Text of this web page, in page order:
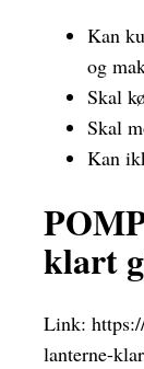
Kan
og
Skal
Skal
Kan
klart
Link:
lanterne-